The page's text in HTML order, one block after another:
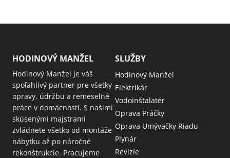
HODINOVÝ MANŽEL
Hodinový Manžel je váš
spoľahlivý partner pre všetky
opravy, údržbu a remeselné
práce v domácnosti. S našimi
skúsenými majstrami
zvládnete všetko od montáže
nábytku až po náročné
rekonštrukcie. Pracujeme
SLUŽBY
Hodinový Manžel
Elektrikár
Vodoinštalatér
Oprava Práčky
Oprava Umývačky Riadu
Plynár
Revizie